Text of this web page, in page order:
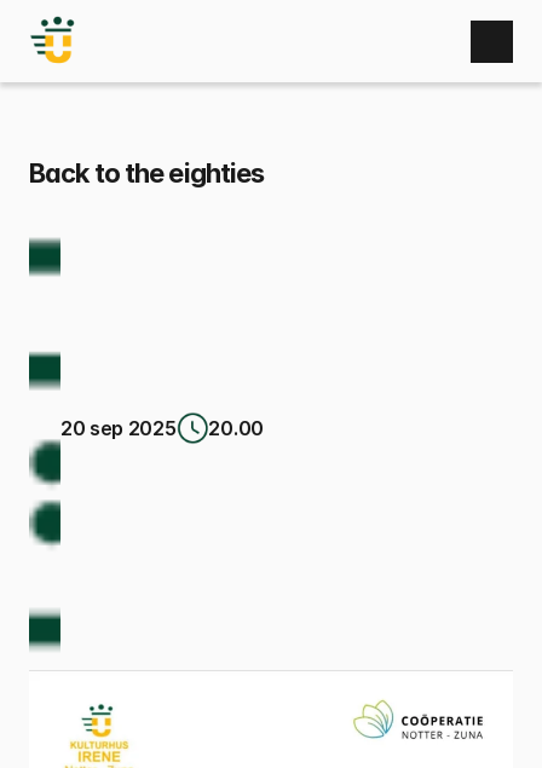
Home
Zaal huren
Bufetten
Bestuur
Sponsoren
Back to the eighties
20 sep 2025 20.00